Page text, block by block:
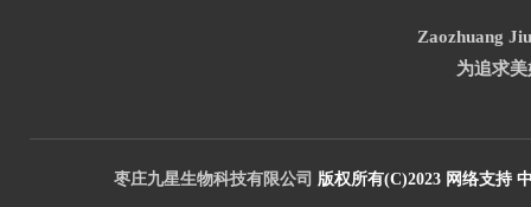
Zaozhuang
为追求
枣庄九星生物科技有限公司 版权所有(C)2023 网络支持